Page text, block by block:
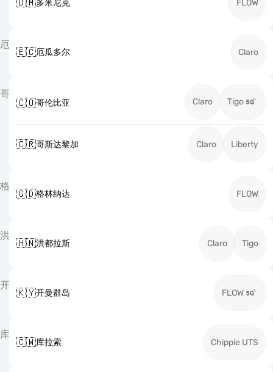
🇩🇲多米尼克 FLOW
厄
🇪🇨厄瓜多尔 Claro
哥
🇨🇴哥伦比亚 Claro Tigo
🇨🇷哥斯达黎加 Claro Liberty
格
🇬🇩格林纳达 FLOW
洪
🇭🇳洪都拉斯 Claro Tigo
开
🇰🇾开曼群岛 FLOW
库
🇨🇼库拉索 Chippie UTS